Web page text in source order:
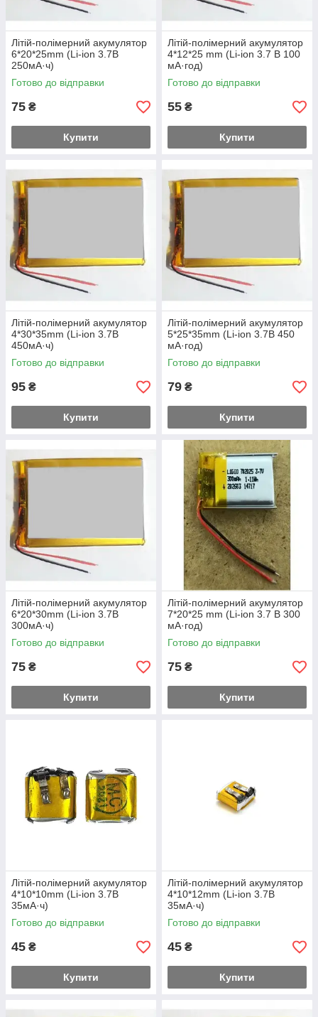
Літій-полімерний акумулятор
6*20*25mm (Li-ion 3.7В
250мА·ч)
Готово до відправки
75 ₴
Купити
Літій-полімерний акумулятор
4*12*25 mm (Li-ion 3.7 В 100
мА·год)
Готово до відправки
55 ₴
Купити
Літій-полімерний акумулятор
4*30*35mm (Li-ion 3.7В
450мА·ч)
Готово до відправки
95 ₴
Купити
Літій-полімерний акумулятор
5*25*35mm (Li-ion 3.7В 450
мА·год)
Готово до відправки
79 ₴
Купити
Літій-полімерний акумулятор
6*20*30mm (Li-ion 3.7В
300мА·ч)
Готово до відправки
75 ₴
Купити
Літій-полімерний акумулятор
7*20*25 mm (Li-ion 3.7 В 300
мА·год)
Готово до відправки
75 ₴
Купити
Літій-полімерний акумулятор
4*10*10mm (Li-ion 3.7В
35мА·ч)
Готово до відправки
45 ₴
Купити
Літій-полімерний акумулятор
4*10*12mm (Li-ion 3.7В
35мА·ч)
Готово до відправки
45 ₴
Купити